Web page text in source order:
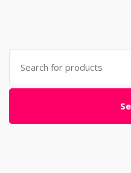
Search
for: